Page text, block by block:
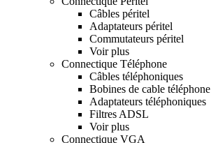
Câbles péritel
Adaptateurs péritel
Commutateurs péritel
Voir plus
Connectique Téléphone
Câbles téléphoniques
Bobines de cable téléphone
Adaptateurs téléphoniques
Filtres ADSL
Voir plus
Connectique VGA